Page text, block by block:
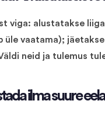
viga: alustatakse
üle vaatama);
neid ja tulemus
ilma suure